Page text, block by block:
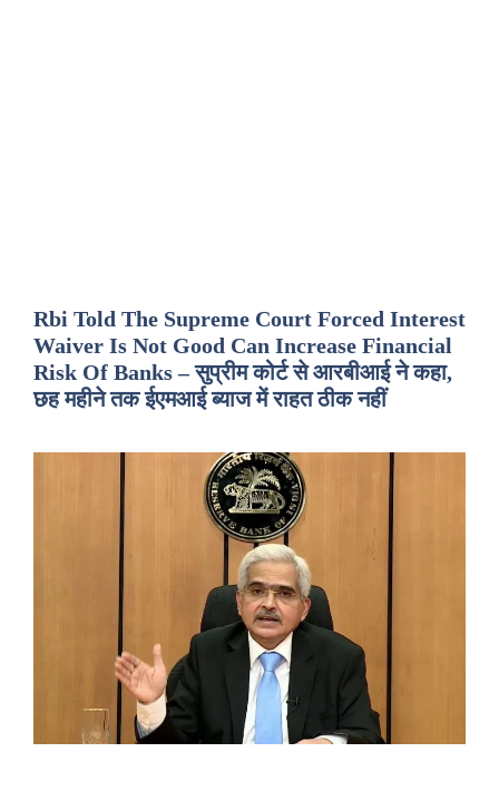
Rbi Told The Supreme Court Forced Interest
Waiver Is Not Good Can Increase Financial
Risk Of Banks – सुप्रीम कोर्ट से आरबीआई ने कहा,
छह महीने तक ईएमआई ब्याज में राहत ठीक नहीं